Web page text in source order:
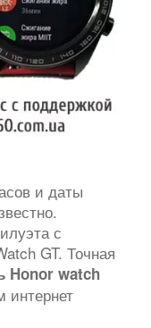
и даты
с
GT. Точная
Honor watch